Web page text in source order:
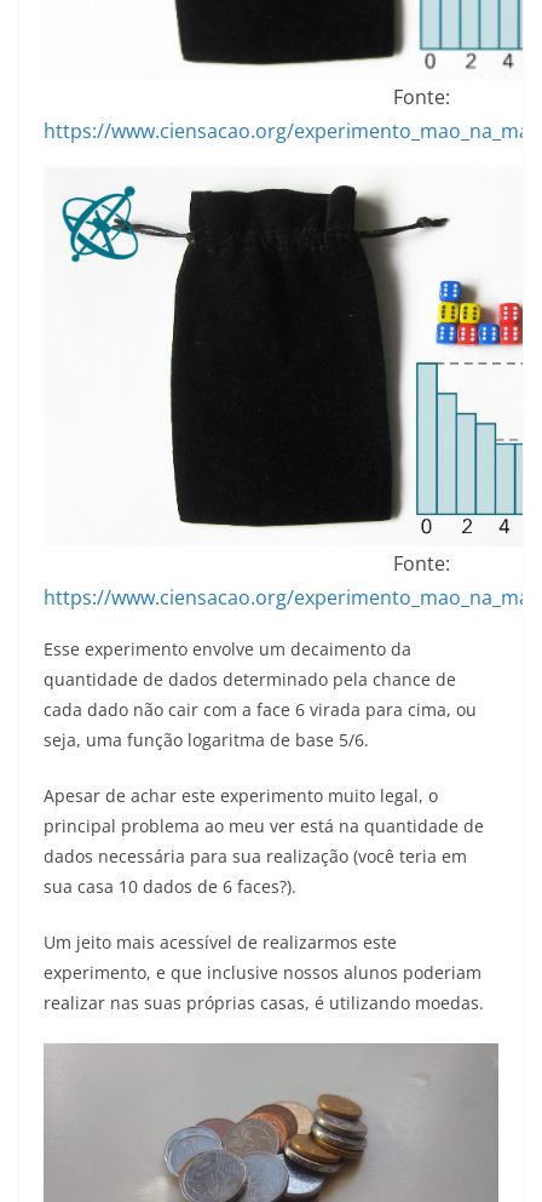
Fonte:
https://www.ciensacao.org/
Fonte:
https://www.ciensacao.org/
Esse experimento envolve um decaimento da
quantidade de dados determinado pela chance de
cada dado não cair com a face 6 virada para cima, ou
seja, uma função logaritma de base 5/6.
Apesar de achar este experimento muito legal, o
principal problema ao meu ver está na quantidade de
dados necessária para sua realização (você teria em
sua casa 10 dados de 6 faces?).
Um jeito mais acessível de realizarmos este
experimento, e que inclusive nossos alunos poderiam
realizar nas suas próprias casas, é utilizando moedas.